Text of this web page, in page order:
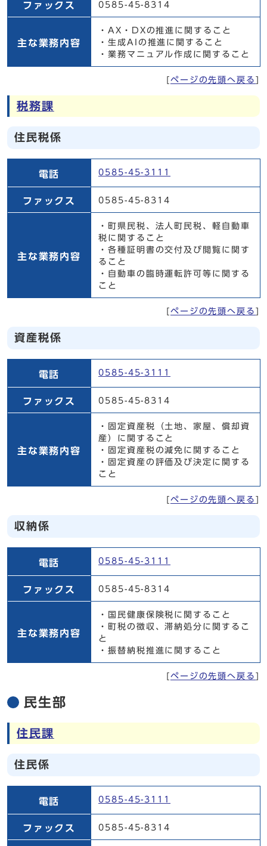
ファックス 0585-45-8314
主な業務内容
・AX・DXの推進に関すること
・生成AIの推進に関すること
・業務マニュアル作成に関すること
ページの先頭へ戻る
税務課
住民税係
電話
0585-45-3111
ファックス 0585-45-8314
主な業務内容
・町県民税、法人町民税、軽自動車
税に関すること
・各種証明書の交付及び閲覧に関す
ること
・自動車の臨時運転許可等に関する
こと
ページの先頭へ戻る
資産税係
電話
0585-45-3111
ファックス 0585-45-8314
主な業務内容
・固定資産税（土地、家屋、償却資
産）に関すること
・固定資産税の減免に関すること
・固定資産の評価及び決定に関する
こと
ページの先頭へ戻る
収納係
電話
0585-45-3111
ファックス 0585-45-8314
主な業務内容
・国民健康保険税に関すること
・町税の徴収、滞納処分に関するこ
と
・振替納税推進に関すること
ページの先頭へ戻る
民生部
住民課
住民係
電話
0585-45-3111
ファックス 0585-45-8314